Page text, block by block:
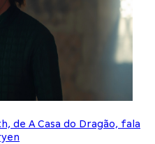
de A Casa do Dragão, fala